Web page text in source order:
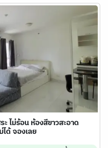
ะ ไม่ร้อน ห้องสีขาวสะอาด
ด้ จองเลย